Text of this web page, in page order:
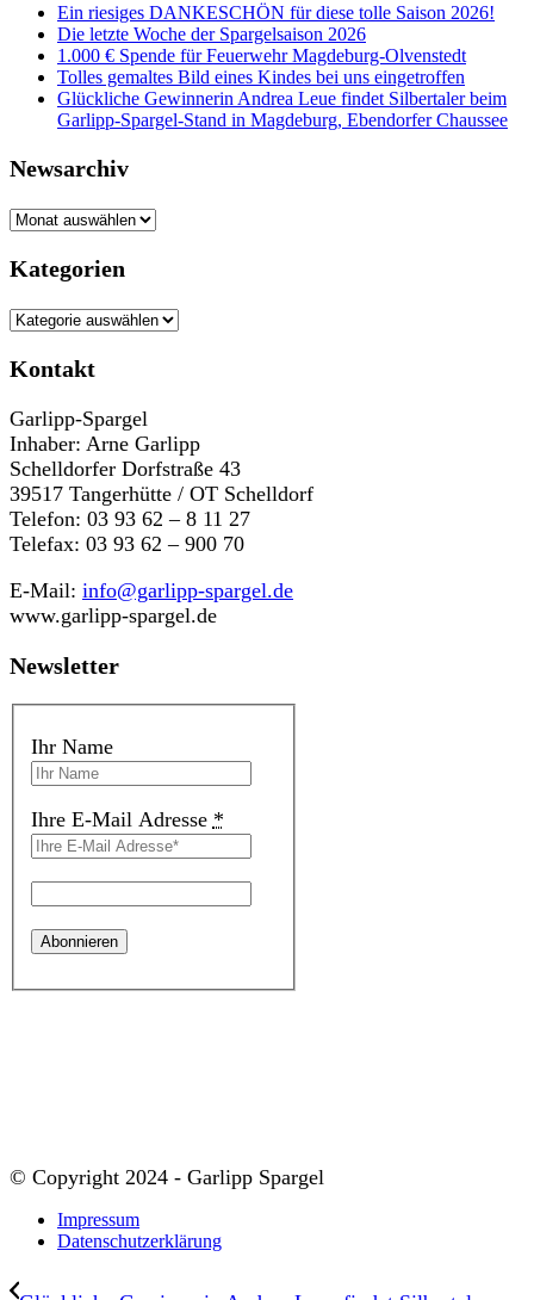
Ein riesiges DANKESCHÖN für diese tolle Saison 2026!
Die letzte Woche der Spargelsaison 2026
1.000 € Spende für Feuerwehr Magdeburg-Olvenstedt
Tolles gemaltes Bild eines Kindes bei uns eingetroffen
Glückliche Gewinnerin Andrea Leue findet Silbertaler beim
Garlipp-Spargel-Stand in Magdeburg, Ebendorfer Chaussee
Newsarchiv
Newsarchiv
Kategorien
Kategorien
Kontakt
Garlipp-Spargel
Inhaber: Arne Garlipp
Schelldorfer Dorfstraße 43
39517 Tangerhütte / OT Schelldorf
Telefon: 03 93 62 – 8 11 27
Telefax: 03 93 62 – 900 70
E-Mail: info@garlipp-spargel.de
www.garlipp-spargel.de
Newsletter
Ihr Name
Ihre E-Mail Adresse *
© Copyright 2024 - Garlipp Spargel
Impressum
Datenschutzerklärung